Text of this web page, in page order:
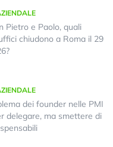
Pietro e Paolo, quali
chiudono a Roma il 29
dei founder nelle PMI
delegare, ma smettere di